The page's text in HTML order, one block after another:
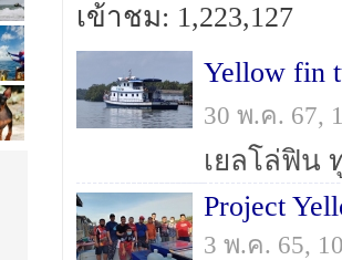
เข้าชม: 1,223,127
Yellow fin
30 พ.ค. 67,
Project
3 พ.ค. 65,